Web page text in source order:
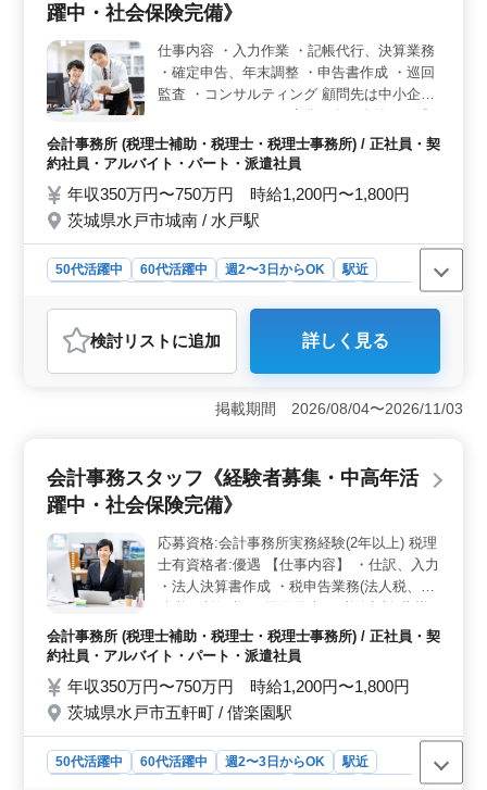
です。全額支給の通勤手当や健康保険、厚生年金など、
と充実の職場環境＞ 仕訳から税務相談まで多彩な業務
に携わり、成長をサポートします。総合的な会計税務業
務に加え、起業支援にも力を入れる環境で活躍できま
す。
躍中・社会保険完備》
仕事内容 ・入力作業 ・記帳代行、決算業務
・確定申告、年末調整 ・申告書作成 ・巡回
監査 ・コンサルティング 顧問先は中小企業
がメイン。 ベテラン先輩が多く在籍し、成
長できる環境です。意欲のある方歓迎。 応
募資格:会計事務所実務経験3年以上 税理士
会計事務所 (税理士補助・税理士・税理士事務所) / 正社員・契
約社員・アルバイト・パート・派遣社員
年収350万円〜750万円 時給1,200円〜1,800円
茨城県水戸市城南 / 水戸駅
50代活躍中 60代活躍中 週2〜3日からOK
駅近
アルバイト・パート
おすすめポイント
＜成長の場＞ 中小企業の顧問先を主に担当し、コンサ
ルティング業務も行います。ベテランスタッフの支援の
もと、スキルアップやキャリアの発展が期待できます。
ています。税務や会計業務に精通した経験者が求められ
ます。税理士有資格者は特に歓迎されるチャンスで
ホームな職場です。中高年層が活躍し、実力を発揮でき
る場を提供しています。
検討リスト に追加 詳しく見る
掲載期間 2026/08/04〜2026/11/03
会計事務スタッフ《経験者募集・中高年活
躍中・社会保険完備》
応募資格:会計事務所実務経験(2年以上) 税理
士有資格者:優遇 【仕事内容】 ・仕訳、入力
・法人決算書作成 ・税申告業務(法人税、相
する社員がおりますので、 経験があれば、
すぐにお仕事に慣れると思います。 パート
必須)
会計事務所 (税理士補助・税理士・税理士事務所) / 正社員・契
約社員・アルバイト・パート・派遣社員
年収350万円〜750万円 時給1,200円〜1,800円
茨城県水戸市五軒町 / 偕楽園駅
50代活躍中 60代活躍中 週2〜3日からOK
駅近